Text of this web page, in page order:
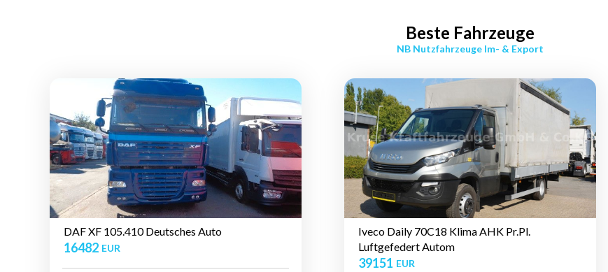
Beste Fahrzeuge
NB Nutzfahrzeuge Im- & Export
DAF XF 105.410 Deutsches Auto
16482 EUR
Iveco Daily 70C18 Klima AHK Pr.Pl.
Luftgefedert Autom
39151 EUR